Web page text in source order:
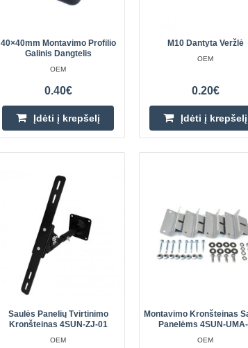
T formos griovelio veržlė su rutuliuku M8
OEM
Aliuminio stumdomas griovelis su M8 rutuliu yra
pagrindinis tvirtinimo elementas, naudojamas
Sidabrinis galinis spaustukas - 35mm
OEM
35mm spaustukas skirtas montuoti plokštes,
aukštis 35mm.Galinis gnybtas yra rakto tvirtinimo
40×40mm Montavimo Profilio
Galinis Dangtelis
OEM
0.40€
Įdėti į krepšelį
M10 Dantyta Veržlė
OEM
0.20€
Įdėti į krepšelį
Saulės Panelių Tvirtinimo
Kronšteinas 4SUN-ZJ-01
OEM
Montavimo Kronšteinas
Panelėms 4SUN-
OEM